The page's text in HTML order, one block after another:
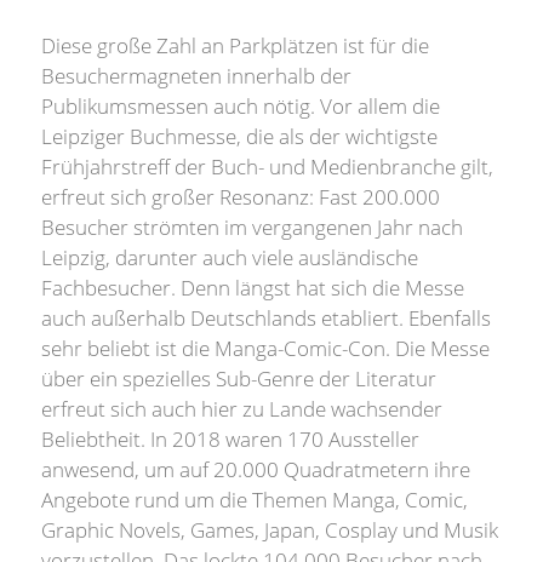
Diese große Zahl an Parkplätzen ist für die
Besuchermagneten innerhalb der
Publikumsmessen auch nötig. Vor allem die
Leipziger Buchmesse, die als der wichtigste
Frühjahrstreff der Buch- und Medienbranche gilt,
erfreut sich großer Resonanz: Fast 200.000
Besucher strömten im vergangenen Jahr nach
Leipzig, darunter auch viele ausländische
Fachbesucher. Denn längst hat sich die Messe
auch außerhalb Deutschlands etabliert. Ebenfalls
sehr beliebt ist die Manga-Comic-Con. Die Messe
über ein spezielles Sub-Genre der Literatur
erfreut sich auch hier zu Lande wachsender
Beliebtheit. In 2018 waren 170 Aussteller
anwesend, um auf 20.000 Quadratmetern ihre
Angebote rund um die Themen Manga, Comic,
Graphic Novels, Games, Japan, Cosplay und Musik